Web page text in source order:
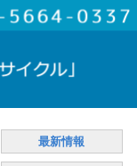
最新情報